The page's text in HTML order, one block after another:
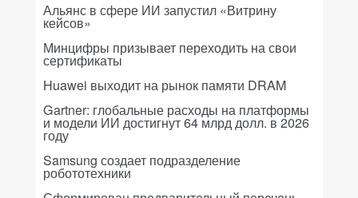
Альянс в сфере ИИ запустил «Витрину
кейсов»
Минцифры призывает переходить на свои
сертификаты
Huawei выходит на рынок памяти DRAM
Gartner: глобальные расходы на платформы
и модели ИИ достигнут 64 млрд долл. в 2026
году
Samsung создает подразделение
робототехники